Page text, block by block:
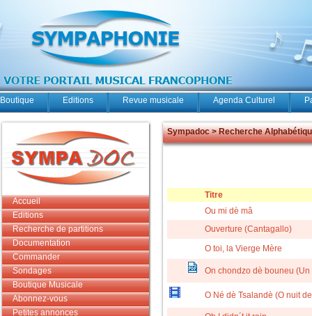
Boutique Editions Revue musicale Agenda Culturel
Accueil
Editions
Recherche de partitions
Documentation
Commander
Sondages
Boutique Musicale
Abonnez-vous
Petites annonces
Sympadoc > Recherche
Titre
Ou mi dè mâ
Ouverture (Cantagallo)
O toi, la Vierge Mère
On chondzo dè bouneu (Un
O Né dè Tsalandè (O nuit